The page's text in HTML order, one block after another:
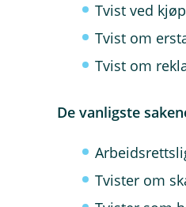
Tvist ved
Tvist om
Tvist om
De vanligste
Tvister om